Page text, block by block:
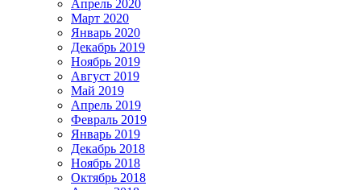
Апрель 2020
Март 2020
Январь 2020
Декабрь 2019
Ноябрь 2019
Август 2019
Май 2019
Апрель 2019
Февраль 2019
Январь 2019
Декабрь 2018
Ноябрь 2018
Октябрь 2018